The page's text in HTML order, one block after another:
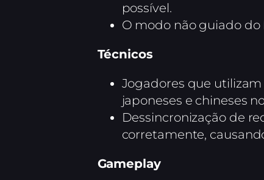
possível.
O modo não guiado
Técnicos
Jogadores que
japoneses e chineses
Dessincronização de
corretamente,
Gameplay